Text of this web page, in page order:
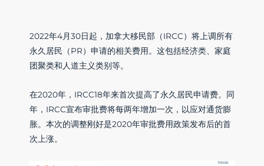
2022年4月30日起，加拿大移民部（IRCC）将上调所有
永久居民（PR）申请的相关费用。这包括经济类、家庭
团聚类和人道主义类别等。
在2020年，IRCC18年来首次提高了永久居民申请费。同
年，IRCC宣布审批费将每两年增加一次，以应对通货膨
胀。本次的调整刚好是2020年审批费用政策发布后的首
次上涨。